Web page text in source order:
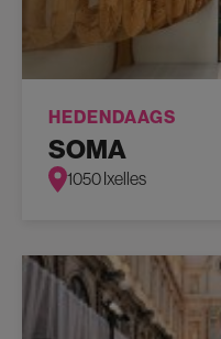
HEDENDAAGS
SOMA
1050 Ixelles